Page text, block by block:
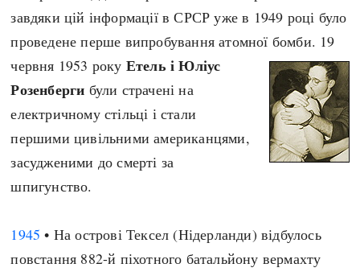
завдяки цій інформації в СРСР уже в 1949 році було
проведене перше випробування атомної бомби. 19
червня 1953 року Етель і Юліус
Розенберги були страчені на
електричному стільці і стали
першими цивільними американцями,
засудженими до смерті за
шпигунство.
1945 • На острові Тексел (Нідерланди) відбулось
повстання 882-й піхотного батальйону вермахту